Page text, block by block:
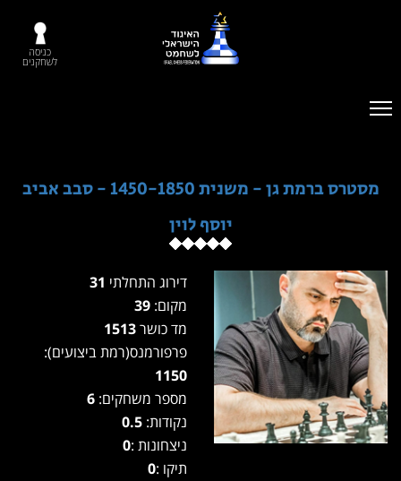
כניסה
לשחקנים
מסטרס ברמת גן - משנית 1450-1850 - סבב אביב
יוסף לוין
דירוג התחלתי
מקום:
מד כושר
פרפורמנס(רמת ביצועים):
1150
מספר משחקים:
נקודות: 0.5
ניצחונות :0
תיקו :0